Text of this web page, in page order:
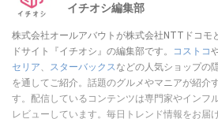
イチオシ編集部
株式会社オールアバウトが株式会社NTTドコモ
ドサイト『イチオシ』の編集部です。
コストコ
セリア、 スターバックスなどの人気ショップの
を通してご紹介。話題のグルメやマニアが紹介
す。配信しているコンテンツは専門家やインフ
レビューしています。毎日トレンド情報をお届